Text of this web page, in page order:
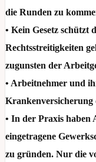
die Runden zu
• Kein Gesetz schützt
Rechtsstreitigkeiten
zugunsten der
• Arbeitnehmer und
Krankenversicherung
• In der Praxis haben
eingetragene
zu gründen. Nur die